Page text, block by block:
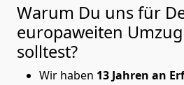
Warum Du uns für
europaweiten
solltest?
Wir haben 13 Jahren an